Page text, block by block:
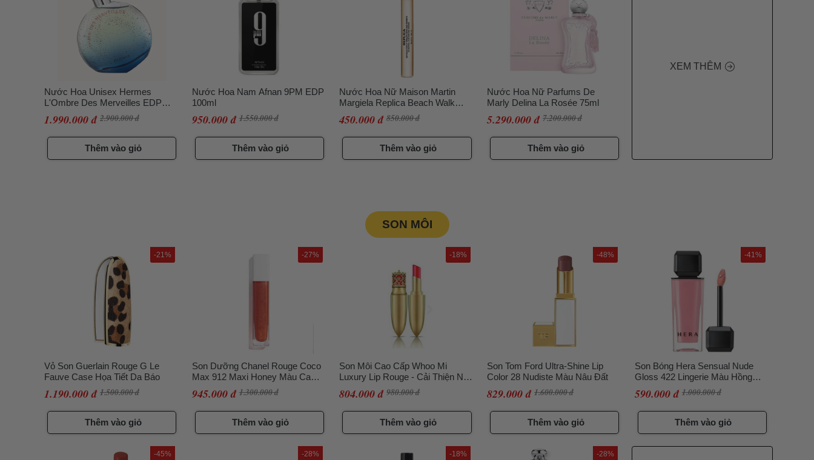
Nước Hoa Unisex Hermes
L'Ombre Des Merveilles EDP
100ml (bacth code cũ)
1.990.000 đ 2.900.000 đ
Thêm vào giỏ
Nước Hoa Nam Afnan 9PM EDP
100ml
950.000 đ 1.550.000 đ
Thêm vào giỏ
Nước Hoa Nữ Maison Martin
Margiela Replica Beach Walk
EDT 10ml Dạng Xịt
450.000 đ 850.000 đ
Thêm vào giỏ
Nước Hoa Nữ Parfums De
Marly Delina La Rosée 75ml
5.290.000 đ 7.200.000 đ
Thêm vào giỏ
XEM THÊM
SON MÔI
Vỏ Son Guerlain Rouge G Le
Fauve Case Họa Tiết Da Báo
1.190.000 đ 1.500.000 đ
-21%
Thêm vào giỏ
Son Dưỡng Chanel Rouge Coco
Max 912 Maxi Honey Màu Cam
945.000 đ 1.300.000 đ
-27%
Thêm vào giỏ
Son Môi Cao Cấp Whoo Mi
Luxury Lip Rouge - Cải Thiện Nếp
Nhăn, Sắc Son Rực Rỡ #45
Royal Red
804.000 đ 980.000 đ
-18%
Thêm vào giỏ
Son Tom Ford Ultra-Shine Lip
Color 28 Nudiste Màu Nâu Đất
829.000 đ 1.600.000 đ
-48%
Thêm vào giỏ
Son Bóng Hera Sensual Nude
Gloss 422 Lingerie Màu Hồng
590.000 đ 1.000.000 đ
-41%
Thêm vào giỏ
-45% -28% -18% -28%